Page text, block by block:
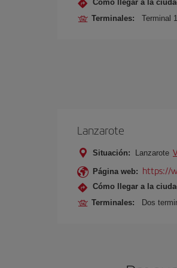
Cómo llegar a la
Terminales: Terminal
Lanzarote
Situación: Lanzarote
Página web: https://
Cómo llegar a la
Terminales: Dos